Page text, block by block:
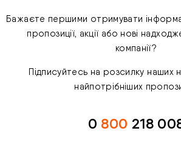
Бажаєте першими отримувати
пропозиції, акції або нові
компанії?
Підписуйтесь на розсилку наших
найпотрібніших
0 800 218